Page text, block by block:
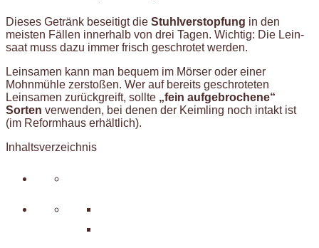
Dieses Getränk beseitigt die Stuhlverstopfung in den
meisten Fällen in­nerhalb von drei Tagen. Wichtig: Die Lein­
saat muss dazu immer frisch geschrotet werden.
Leinsamen kann man bequem im Mörser oder einer
Mohnmühle zerstoßen. Wer auf bereits geschroteten
Leinsamen zurückgreift, sollte „fein aufge­brochene“
Sorten verwenden, bei denen der Keimling noch intakt ist
(im Reformhaus erhältlich).
Inhaltsverzeichnis